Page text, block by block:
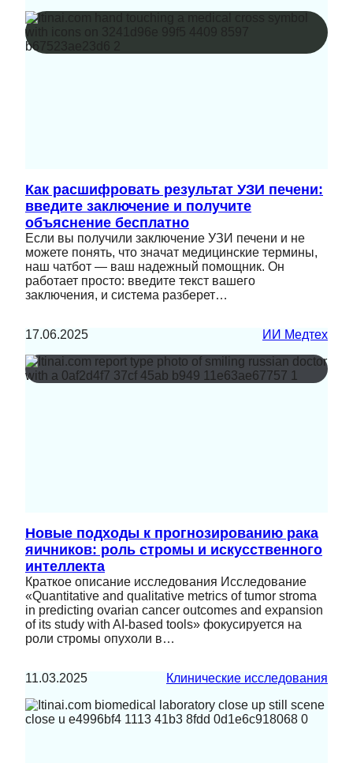
Как расшифровать результат УЗИ печени:
введите заключение и получите
объяснение бесплатно
Если вы получили заключение УЗИ печени и не
можете понять, что значат медицинские термины,
наш чатбот — ваш надежный помощник. Он
работает просто: введите текст вашего
заключения, и система разберет…
17.06.2025 ИИ Медтех
Новые подходы к прогнозированию рака
яичников: роль стромы и искусственного
интеллекта
Краткое описание исследования Исследование
«Quantitative and qualitative metrics of tumor stroma
in predicting ovarian cancer outcomes and expansion
of its study with AI-based tools» фокусируется на
роли стромы опухоли в…
11.03.2025 Клинические исследования